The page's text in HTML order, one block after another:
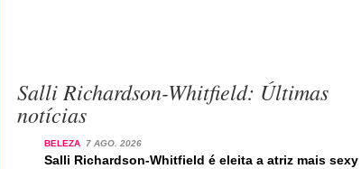
Salli Richardson-Whitfield: Últimas
notícias
BELEZA 7 AGO. 2026
Salli Richardson-Whitfield é eleita a atriz mais sexy